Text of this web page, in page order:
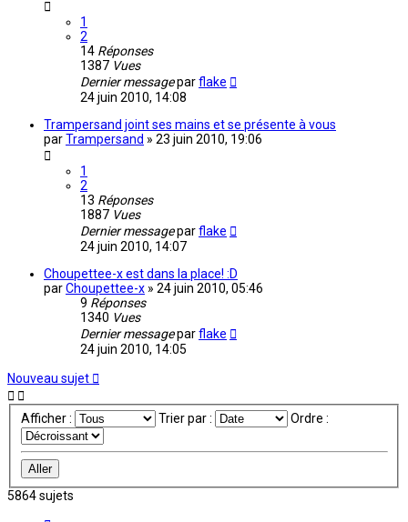
1
2
14 Réponses
1387 Vues
Dernier messageparflake
24 juin 2010, 14:08
Trampersand joint ses mains et se présente à vous
parTrampersand » 23 juin 2010, 19:06
1
2
13 Réponses
1887 Vues
Dernier messageparflake
24 juin 2010, 14:07
Choupettee-x est dans la place! :D
parChoupettee-x » 24 juin 2010, 05:46
9 Réponses
1340 Vues
Dernier messageparflake
24 juin 2010, 14:05
Nouveau sujet
Afficher : Trier par : Ordre :
5864 sujets